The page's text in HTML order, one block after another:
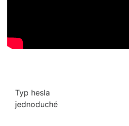
Typ hesla
jednoduché